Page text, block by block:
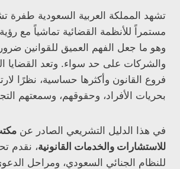
تشهد المملكة العربية السعودية طفرة
وهو ما جعل الفهم العميق للقوانين
والشركات على حد سواء. وتعد القضايا
فروع القانون وأكثرها حساسية، نظرًا
بحريات الأفراد، وحقوقهم، وسمعتهم
في هذا الدليل التشريعي الصادر عن
للاستشارات والخدمات القانونية، نقدم
للنظام الجنائي السعودي، ومراحل